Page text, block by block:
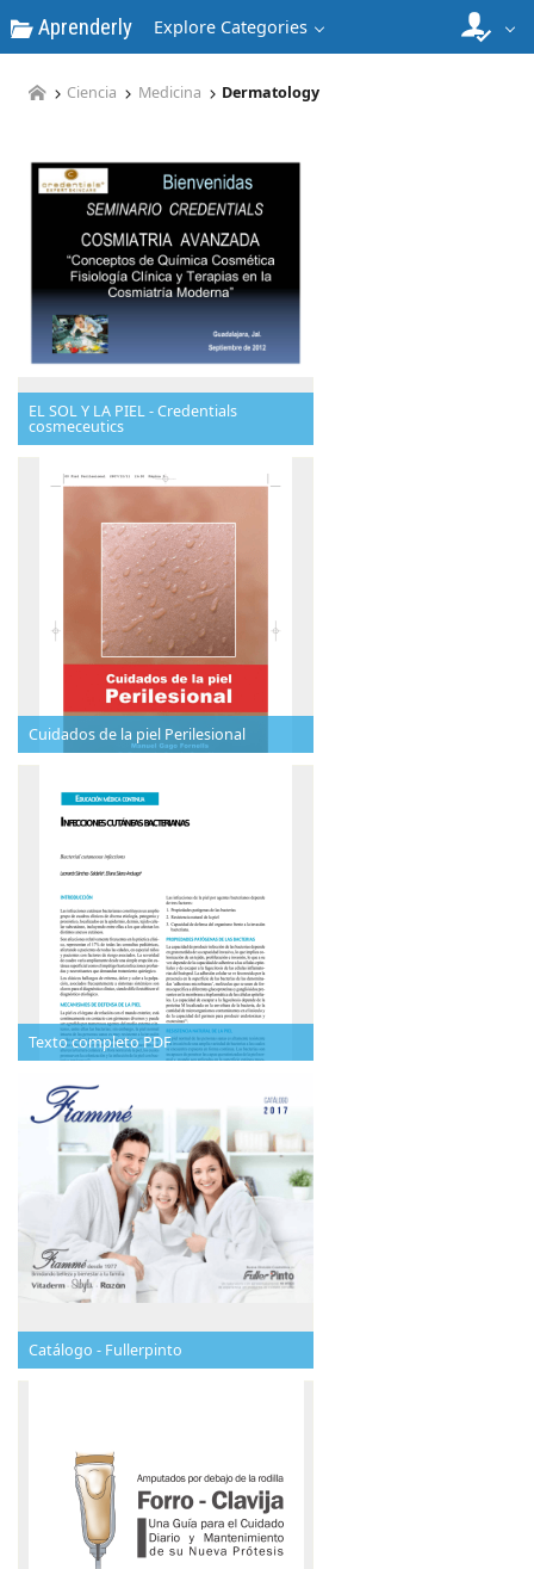
Aprenderly Explore Categories
Ciencia Medicina Dermatology
EL SOL Y LA PIEL - Credentials
cosmeceutics
Cuidados de la piel Perilesional
Texto completo PDF
Catálogo - Fullerpinto